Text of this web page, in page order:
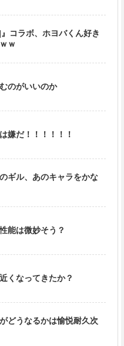
コラボ、ホヨバくん好き
ｗ
のがいいのか
嫌だ！！！！！！
ギル、あのキャラをかな
能は微妙そう？
くなってきたか？
どうなるかは愉悦耐久次